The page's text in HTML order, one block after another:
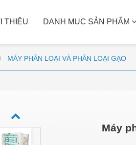
THIỆU DANH MỤC SẢN PHẨM
Cơ sở sản xuất
lượng
〉 MÁY PHÂN LOẠI VÀ PHÂN LOẠI GẠO
Máy